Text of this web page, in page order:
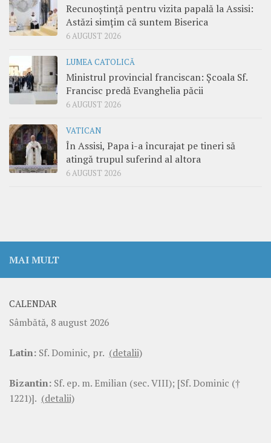
Recunoștință pentru vizita papală la Assisi:
Astăzi simțim că suntem Biserica
6 AUGUST 2026
LUMEA CATOLICĂ
Ministrul provincial franciscan: Școala Sf.
Francisc predă Evanghelia păcii
6 AUGUST 2026
VATICAN
În Assisi, Papa i-a încurajat pe tineri să
atingă trupul suferind al altora
6 AUGUST 2026
MAI MULT
CALENDAR
Sâmbătă, 8 august 2026
Latin: Sf. Dominic, pr. (detalii)
Bizantin: Sf. ep. m. Emilian (sec. VIII); [Sf. Dominic (†
1221)]. (detalii)